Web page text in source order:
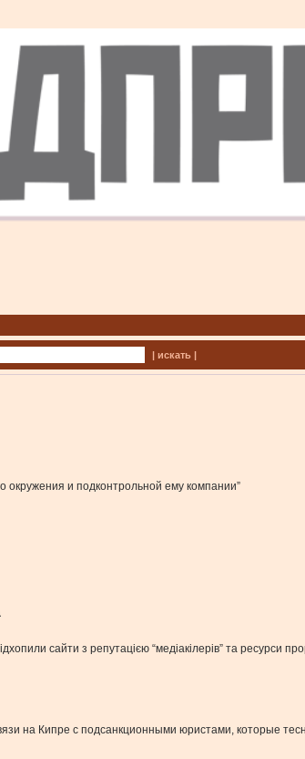
| искать |
окружения и подконтрольной ему компании”
сайти з репутацією “медіакілерів” та ресурси
на Кипре с подсанкционными юристами, которые